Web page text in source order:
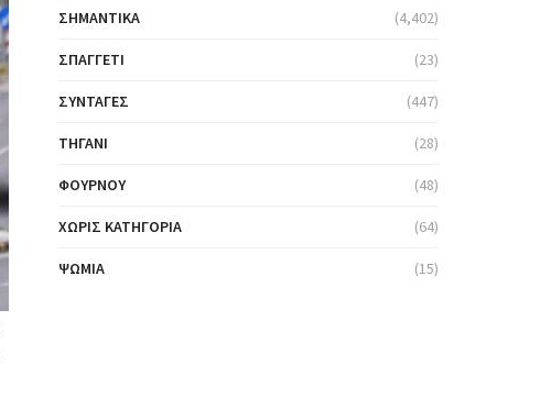
ΣΗΜΑΝΤΙΚΆ (4,402)
ΣΠΑΓΓΈΤΙ (23)
ΣΥΝΤΑΓΈΣ (447)
ΤΗΓΆΝΙ (28)
ΦΟΎΡΝΟΥ (48)
ΧΩΡΊΣ ΚΑΤΗΓΟΡΊΑ (64)
ΨΩΜΙΆ (15)